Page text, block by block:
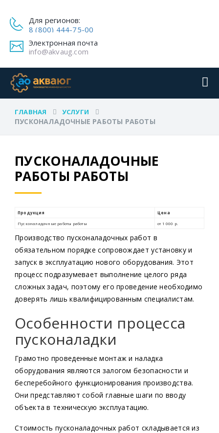
Для регионов:
8 (800) 444-75-00
Электронная почта
info@akvaug.com
ГЛАВНАЯ УСЛУГИ
ПУСКОНАЛАДОЧНЫЕ РАБОТЫ РАБОТЫ
ПУСКОНАЛАДОЧНЫЕ
РАБОТЫ РАБОТЫ
Продукция
Производство пусконаладочных работ в
обязательном порядке сопровождает установку и
запуск в эксплуатацию нового оборудования. Этот
процесс подразумевает выполнение целого ряда
сложных задач, поэтому его проведение необходимо
доверять лишь квалифицированным специалистам.
Особенности процесса
пусконаладки
Грамотно проведенные монтаж и наладка
оборудования являются залогом безопасности и
бесперебойного функционирования производства.
Они представляют собой главные шаги по вводу
объекта в техническую эксплуатацию.
Стоимость пусконаладочных работ складывается из